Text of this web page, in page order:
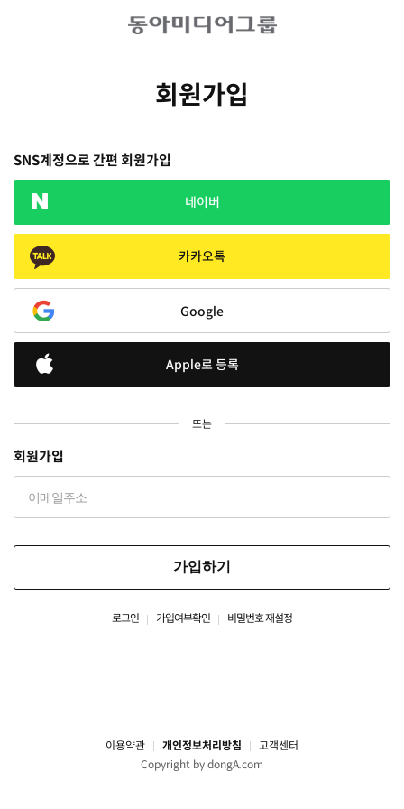
회원가입
SNS계정으로 간편 회원가입
네이버
카카오톡
Google
Apple로 등록
또는
회원가입
가입하기
로그인 가입여부확인 비밀번호 재설정
이용약관 개인정보처리방침
고객센터
Copyright by dongA.com